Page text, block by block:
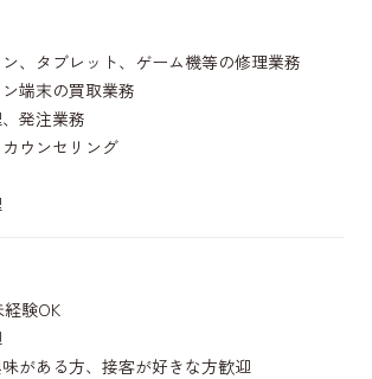
、タブレット、ゲーム機等の修理業務
端末の買取業務
発注業務
ウンセリング
験OK
がある方、接客が好きな方歓迎